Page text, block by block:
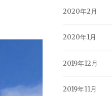
2020年2月
2020年1月
2019年12月
2019年11月